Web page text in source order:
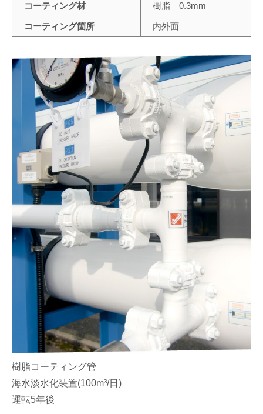
コーティング材 樹脂 0.3mm
コーティング箇所 内外面
樹脂コーティング管
海水淡水化装置(100m³/日)
運転5年後